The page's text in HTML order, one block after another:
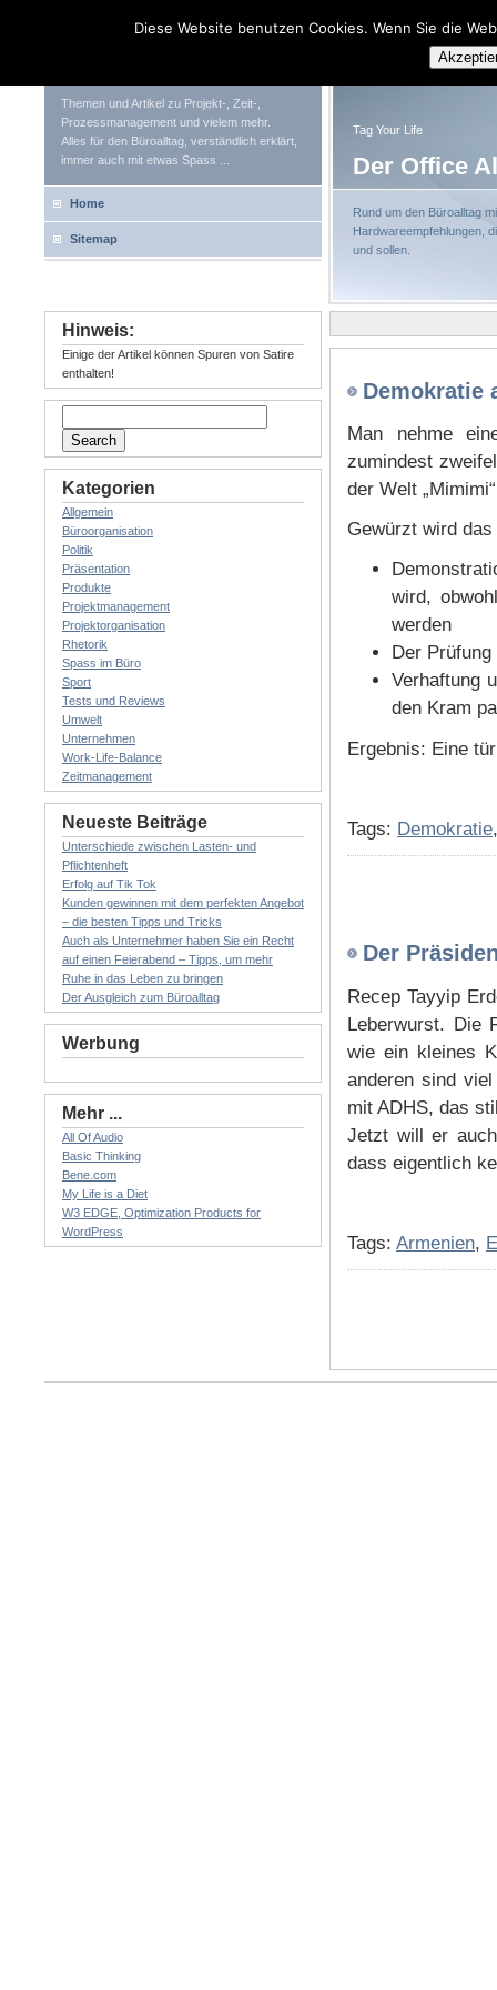
Themen und Artikel zu Projekt-, Zeit-,
Prozessmanagement und vielem mehr.
Alles für den Büroalltag, verständlich erklärt,
immer auch mit etwas Spass ...
Tag Your Life
Der Office
Rund um den Büroalltag
Hardwareempfehlungen,
und sollen.
Home
Sitemap
Demokratie
Man nehme
zumindest
der Welt
Gewürzt wird
wird,
werden
Der
Verhaftung
den Kram
Ergebnis: Eine
Tags: Demokratie
Der
Recep Tayyip
Leberwurst. Die
wie ein kleines
anderen sind
mit ADHS, das
Jetzt will er
dass eigentlich
Tags: Armenien,
Hinweis:
Einige der Artikel können Spuren von Satire
enthalten!
Kategorien
Allgemein
Büroorganisation
Politik
Präsentation
Produkte
Projektmanagement
Projektorganisation
Rhetorik
Spass im Büro
Sport
Tests und Reviews
Umwelt
Unternehmen
Work-Life-Balance
Zeitmanagement
Neueste Beiträge
Unterschiede zwischen Lasten- und
Pflichtenheft
Erfolg auf Tik Tok
Kunden gewinnen mit dem perfekten Angebot
– die besten Tipps und Tricks
Auch als Unternehmer haben Sie ein Recht
auf einen Feierabend – Tipps, um mehr
Ruhe in das Leben zu bringen
Der Ausgleich zum Büroalltag
Werbung
Mehr ...
All Of Audio
Basic Thinking
Bene.com
My Life is a Diet
W3 EDGE, Optimization Products for
WordPress
Diese Website benutzen Cookies. Wenn Sie die